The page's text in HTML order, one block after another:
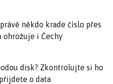
někdo krade číslo přes
ohrožuje i Čechy
disk? Zkontrolujte si ho
o data